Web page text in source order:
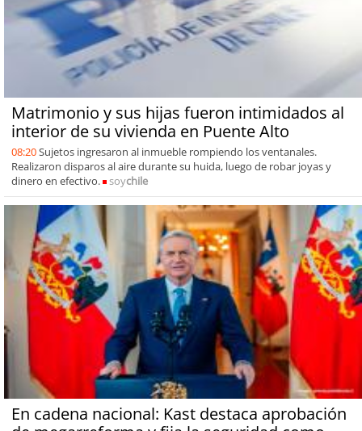
Matrimonio y sus hijas fueron intimidados al
interior de su vivienda en Puente Alto
08:20Sujetos ingresaron al inmueble rompiendo los ventanales.
Realizaron disparos al aire durante su huida, luego de robar joyas y
dinero en efectivo.
soychile
En cadena nacional: Kast destaca aprobación